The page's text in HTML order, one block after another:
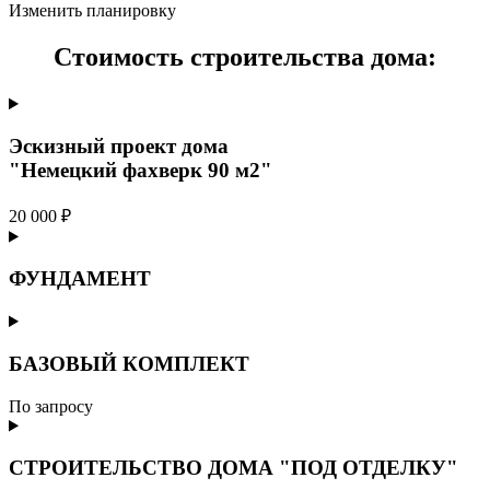
Изменить планировку
Стоимость строительства дома:
Эскизный проект дома
"Немецкий фахверк 90 м2"
20 000 ₽
ФУНДАМЕНТ
БАЗОВЫЙ КОМПЛЕКТ
По запросу
СТРОИТЕЛЬСТВО ДОМА "ПОД ОТДЕЛКУ"